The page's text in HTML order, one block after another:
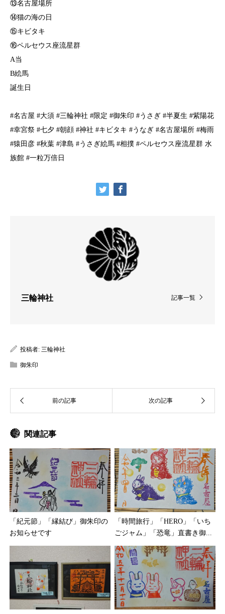
⑬名古屋場所
⑭猫の海の日
⑮キビタキ
⑯ペルセウス座流星群
A当
B絵馬
誕生日
#名古屋 #大須 #三輪神社 #限定 #御朱印 #うさぎ #半夏生 #紫陽花
#幸宮祭 #七夕 #朝顔 #神社 #キビタキ #うなぎ #名古屋場所 #梅雨
#猿田彦 #秋葉 #津島 #うさぎ絵馬 #相撲 #ペルセウス座流星群 水
族館 #一粒万倍日
記事一覧
三輪神社
投稿者: 三輪神社
御朱印
関連記事
「紀元節」「縁結び」御朱印の
お知らせです
「時間旅行」「HERO」「いち
ごジャム」「恐竜」直書き御...